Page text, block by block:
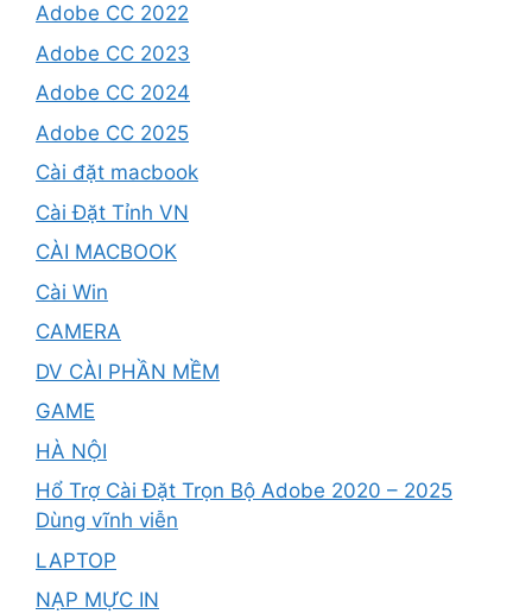
Adobe CC 2022
Adobe CC 2023
Adobe CC 2024
Adobe CC 2025
Cài đặt macbook
Cài Đặt Tỉnh VN
CÀI MACBOOK
Cài Win
CAMERA
DV CÀI PHẦN MỀM
GAME
HÀ NỘI
Hổ Trợ Cài Đặt Trọn Bộ Adobe 2020 – 2025
Dùng vĩnh viễn
LAPTOP
NẠP MỰC IN